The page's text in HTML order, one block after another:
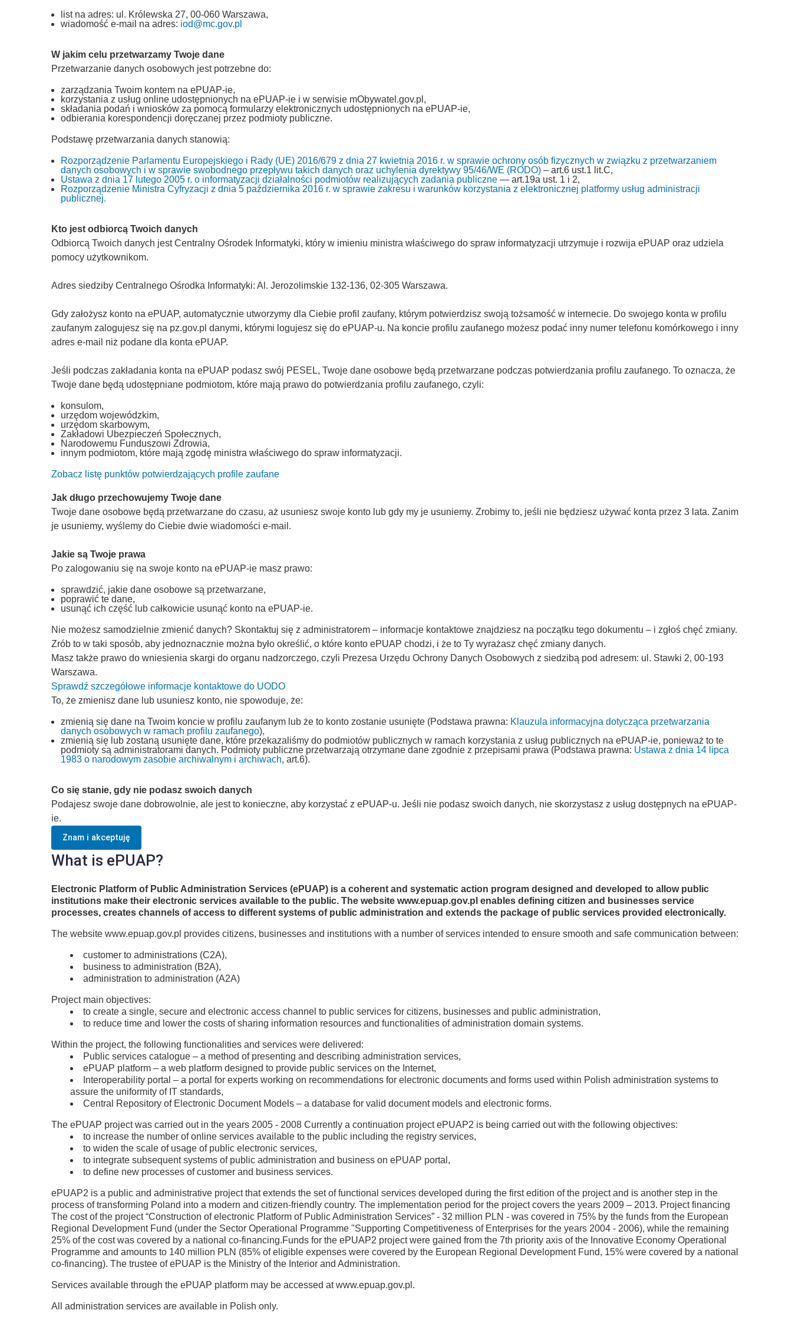
list na adres: ul. Królewska 27, 00-060 Warszawa,
wiadomość e-mail na adres: iod@mc.gov.pl
W jakim celu przetwarzamy Twoje dane
Przetwarzanie danych osobowych jest potrzebne do:
zarządzania Twoim kontem na ePUAP-ie,
korzystania z usług online udostępnionych na ePUAP-ie i w serwisie mObywatel.gov.pl,
składania podań i wniosków za pomocą formularzy elektronicznych udostępnionych na ePUAP-ie,
odbierania korespondencji doręczanej przez podmioty publiczne.
Podstawę przetwarzania danych stanowią:
Rozporządzenie Parlamentu Europejskiego i Rady (UE) 2016/679 z dnia 27 kwietnia 2016 r. w sprawie ochrony osób fizycznych w związku z przetwarzaniem
danych osobowych i w sprawie swobodnego przepływu takich danych oraz uchylenia dyrektywy 95/46/WE (RODO) – art.6 ust.1 lit.C,
Ustawa z dnia 17 lutego 2005 r. o informatyzacji działalności podmiotów realizujących zadania publiczne — art.19a ust. 1 i 2,
Rozporządzenie Ministra Cyfryzacji z dnia 5 października 2016 r. w sprawie zakresu i warunków korzystania z elektronicznej platformy usług administracji
publicznej.
Kto jest odbiorcą Twoich danych
Odbiorcą Twoich danych jest Centralny Ośrodek Informatyki, który w imieniu ministra właściwego do spraw informatyzacji utrzymuje i rozwija ePUAP oraz udziela
pomocy użytkownikom.
Adres siedziby Centralnego Ośrodka Informatyki: Al. Jerozolimskie 132-136, 02-305 Warszawa.
Gdy założysz konto na ePUAP, automatycznie utworzymy dla Ciebie profil zaufany, którym potwierdzisz swoją tożsamość w internecie. Do swojego konta w profilu
zaufanym zalogujesz się na pz.gov.pl danymi, którymi logujesz się do ePUAP-u. Na koncie profilu zaufanego możesz podać inny numer telefonu komórkowego i inny
adres e-mail niż podane dla konta ePUAP.
Jeśli podczas zakładania konta na ePUAP podasz swój PESEL, Twoje dane osobowe będą przetwarzane podczas potwierdzania profilu zaufanego. To oznacza, że
Twoje dane będą udostępniane podmiotom, które mają prawo do potwierdzania profilu zaufanego, czyli:
konsulom,
urzędom wojewódzkim,
urzędom skarbowym,
Zakładowi Ubezpieczeń Społecznych,
Narodowemu Funduszowi Zdrowia,
innym podmiotom, które mają zgodę ministra właściwego do spraw informatyzacji.
Zobacz listę punktów potwierdzających profile zaufane
Jak długo przechowujemy Twoje dane
Twoje dane osobowe będą przetwarzane do czasu, aż usuniesz swoje konto lub gdy my je usuniemy. Zrobimy to, jeśli nie będziesz używać konta przez 3 lata. Zanim
je usuniemy, wyślemy do Ciebie dwie wiadomości e-mail.
Jakie są Twoje prawa
Po zalogowaniu się na swoje konto na ePUAP-ie masz prawo:
sprawdzić, jakie dane osobowe są przetwarzane,
poprawić te dane,
usunąć ich część lub całkowicie usunąć konto na ePUAP-ie.
Nie możesz samodzielnie zmienić danych? Skontaktuj się z administratorem – informacje kontaktowe znajdziesz na początku tego dokumentu – i zgłoś chęć zmiany.
Zrób to w taki sposób, aby jednoznacznie można było określić, o które konto ePUAP chodzi, i że to Ty wyrażasz chęć zmiany danych.
Masz także prawo do wniesienia skargi do organu nadzorczego, czyli Prezesa Urzędu Ochrony Danych Osobowych z siedzibą pod adresem: ul. Stawki 2, 00-193
Warszawa.
Sprawdź szczegółowe informacje kontaktowe do UODO
To, że zmienisz dane lub usuniesz konto, nie spowoduje, że:
zmienią się dane na Twoim koncie w profilu zaufanym lub że to konto zostanie usunięte (Podstawa prawna: Klauzula informacyjna dotycząca przetwarzania
danych osobowych w ramach profilu zaufanego),
zmienią się lub zostaną usunięte dane, które przekazaliśmy do podmiotów publicznych w ramach korzystania z usług publicznych na ePUAP-ie, ponieważ to te
podmioty są administratorami danych. Podmioty publiczne przetwarzają otrzymane dane zgodnie z przepisami prawa (Podstawa prawna: Ustawa z dnia 14 lipca
1983 o narodowym zasobie archiwalnym i archiwach, art.6).
Co się stanie, gdy nie podasz swoich danych
Podajesz swoje dane dobrowolnie, ale jest to konieczne, aby korzystać z ePUAP-u. Jeśli nie podasz swoich danych, nie skorzystasz z usług dostępnych na ePUAP-
ie.
Znam i akceptuję
What is ePUAP?
Electronic Platform of Public Administration Services (ePUAP) is a coherent and systematic action program designed and developed to allow public
institutions make their electronic services available to the public. The website www.epuap.gov.pl enables defining citizen and businesses service
processes, creates channels of access to different systems of public administration and extends the package of public services provided electronically.
The website www.epuap.gov.pl provides citizens, businesses and institutions with a number of services intended to ensure smooth and safe communication between:
customer to administrations (C2A),
business to administration (B2A),
administration to administration (A2A)
Project main objectives:
to create a single, secure and electronic access channel to public services for citizens, businesses and public administration,
to reduce time and lower the costs of sharing information resources and functionalities of administration domain systems.
Within the project, the following functionalities and services were delivered:
Public services catalogue – a method of presenting and describing administration services,
ePUAP platform – a web platform designed to provide public services on the Internet,
Interoperability portal – a portal for experts working on recommendations for electronic documents and forms used within Polish administration systems to
assure the uniformity of IT standards,
Central Repository of Electronic Document Models – a database for valid document models and electronic forms.
The ePUAP project was carried out in the years 2005 - 2008 Currently a continuation project ePUAP2 is being carried out with the following objectives:
to increase the number of online services available to the public including the registry services,
to widen the scale of usage of public electronic services,
to integrate subsequent systems of public administration and business on ePUAP portal,
to define new processes of customer and business services.
ePUAP2 is a public and administrative project that extends the set of functional services developed during the first edition of the project and is another step in the
process of transforming Poland into a modern and citizen-friendly country. The implementation period for the project covers the years 2009 – 2013. Project financing
The cost of the project “Construction of electronic Platform of Public Administration Services” - 32 million PLN - was covered in 75% by the funds from the European
Regional Development Fund (under the Sector Operational Programme "Supporting Competitiveness of Enterprises for the years 2004 - 2006), while the remaining
25% of the cost was covered by a national co-financing.Funds for the ePUAP2 project were gained from the 7th priority axis of the Innovative Economy Operational
Programme and amounts to 140 million PLN (85% of eligible expenses were covered by the European Regional Development Fund, 15% were covered by a national
co-financing). The trustee of ePUAP is the Ministry of the Interior and Administration.
Services available through the ePUAP platform may be accessed at www.epuap.gov.pl.
All administration services are available in Polish only.